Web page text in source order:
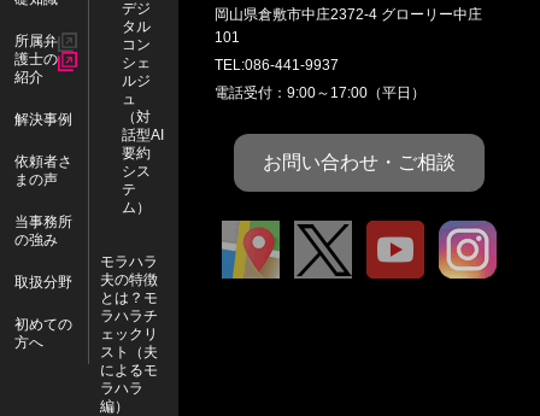
岡山県倉敷市中庄2372-4 グローリー中庄
101
TEL:086-441-9937
電話受付：9:00～17:00（平日）
お問い合わせ・ご相談
ア
ク
X
Y
o
I
n
所属弁
護士の
紹介
解決事例
依頼者さ
まの声
当事務所
の強み
取扱分野
初めての
方へ
デジ
タル
コン
シェ
ルジ
ュ
（対
話型AI
要約
シス
テ
ム）
モラハラ
夫の特徴
とは？モ
ラハラチ
ェックリ
スト（夫
によるモ
ラハラ
編）